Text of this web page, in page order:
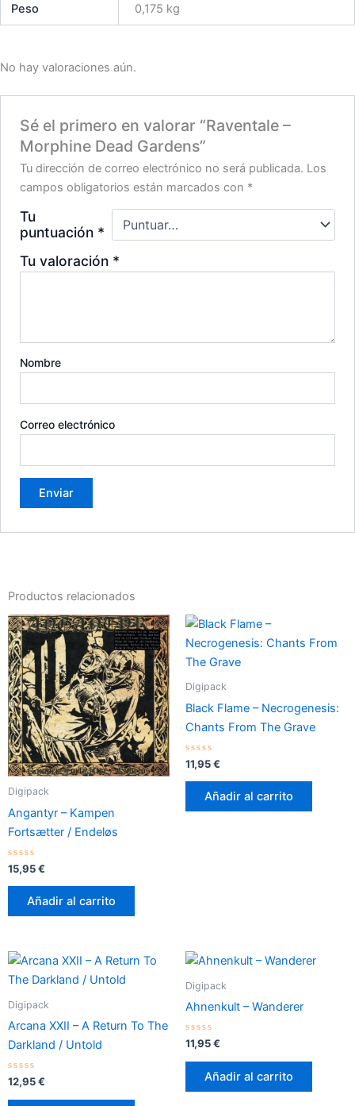
Peso 0,175 kg
No hay valoraciones aún.
Sé el primero en valorar “Raventale –
Morphine Dead Gardens”
Tu dirección de correo electrónico no será publicada. Los
campos obligatorios están marcados con *
Tu
puntuación *
Tu valoración *
Nombre
Correo electrónico
Productos relacionados
Digipack
Angantyr – Kampen
Fortsætter / Endeløs
Valorado
con
0
15,95€
Añadir al carrito
Digipack
Black Flame – Necrogenesis:
Chants From The Grave
Valorado
con
0
11,95€
Añadir al carrito
Digipack
Arcana XXII – A Return To The
Darkland / Untold
Valorado
con
0
12,95€
Digipack
Ahnenkult – Wanderer
Valorado
con
0
11,95€
Añadir al carrito